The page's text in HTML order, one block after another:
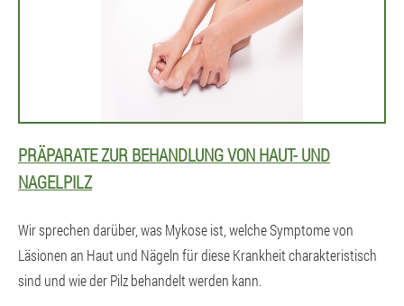
PRÄPARATE ZUR BEHANDLUNG VON HAUT- UND
NAGELPILZ
Wir sprechen darüber, was Mykose ist, welche Symptome von
Läsionen an Haut und Nägeln für diese Krankheit charakteristisch
sind und wie der Pilz behandelt werden kann.